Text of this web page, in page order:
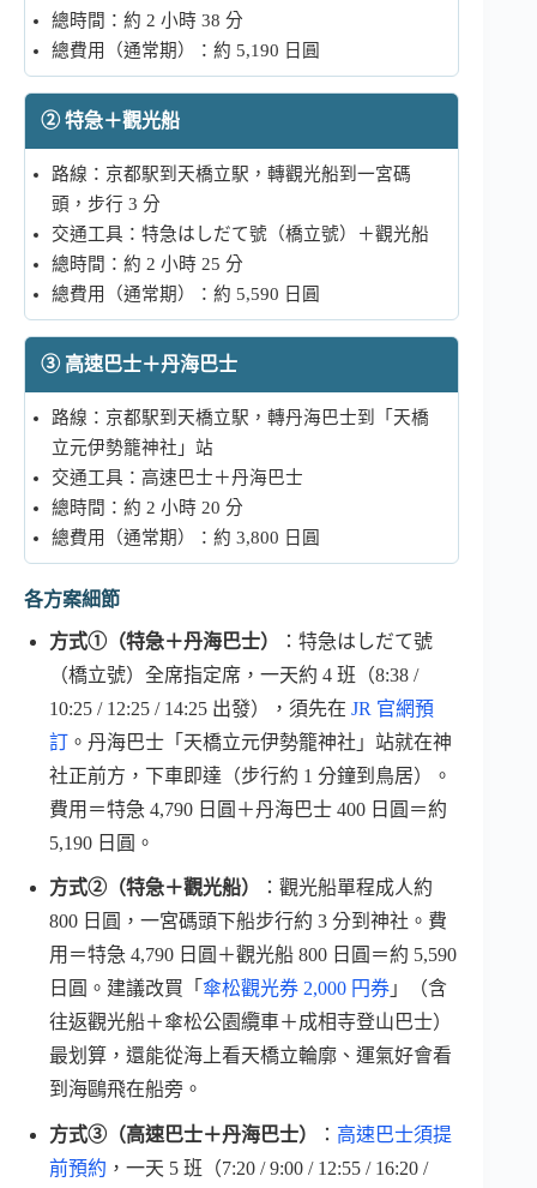
總時間：約 2 小時 38 分
總費用（通常期）：約 5,190 日圓
② 特急＋觀光船
路線：京都駅到天橋立駅，轉觀光船到一宮碼
頭，步行 3 分
交通工具：特急はしだて號（橋立號）＋觀光船
總時間：約 2 小時 25 分
總費用（通常期）：約 5,590 日圓
③ 高速巴士＋丹海巴士
路線：京都駅到天橋立駅，轉丹海巴士到「天橋
立元伊勢籠神社」站
交通工具：高速巴士＋丹海巴士
總時間：約 2 小時 20 分
總費用（通常期）：約 3,800 日圓
各方案細節
方式①（特急＋丹海巴士）
：特急はしだて號
（橋立號）全席指定席，一天約 4 班（8:38 /
10:25 / 12:25 / 14:25 出發），須先在 JR 官網預
訂。丹海巴士「天橋立元伊勢籠神社」站就在神
社正前方，下車即達（步行約 1 分鐘到鳥居）。
費用＝特急 4,790 日圓＋丹海巴士 400 日圓＝約
5,190 日圓。
方式②（特急＋觀光船）
：觀光船單程成人約
800 日圓，一宮碼頭下船步行約 3 分到神社。費
用＝特急 4,790 日圓＋觀光船 800 日圓＝約 5,590
日圓。建議改買「 傘松觀光券 2,000 円券」（含
往返觀光船＋傘松公園纜車＋成相寺登山巴士）
最划算，還能從海上看天橋立輪廓、運氣好會看
到海鷗飛在船旁。
方式③（高速巴士＋丹海巴士） ： 高速巴士須提
前預約 ，一天 5 班（7:20 / 9:00 / 12:55 / 16:20 /